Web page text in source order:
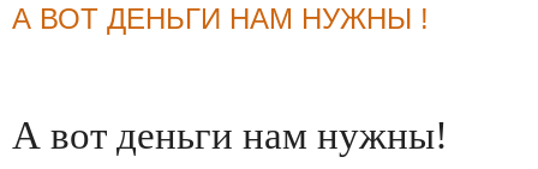
А ВОТ ДЕНЬГИ НАМ НУЖНЫ !
А вот деньги нам нужны!